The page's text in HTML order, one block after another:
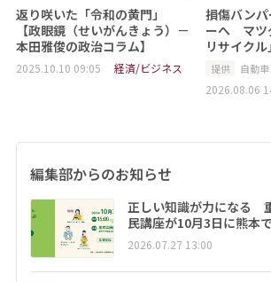
返り咲いた「令和の黄門」
【政眼鏡（せいがんきょう）－
本田雅俊の政治コラム】
2025.10.10 09:05 経済/ビジネス
損傷バン
ーへ マツ
リサイクル」
提供 自動
2026.08.06
編集部からのお知らせ
正しい知識が力になる
民講座が10月3日に熊本
2026.07.27 13:00